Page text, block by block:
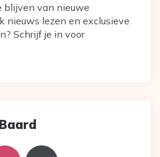
blijven van nieuwe
nieuws lezen en exclusieve
Schrijf je in voor